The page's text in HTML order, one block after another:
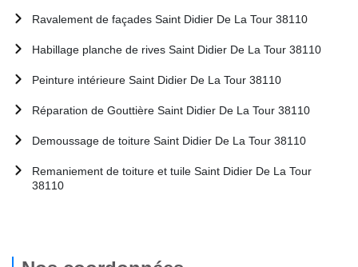
Ravalement de façades Saint Didier De La Tour 38110
Habillage planche de rives Saint Didier De La Tour 38110
Peinture intérieure Saint Didier De La Tour 38110
Réparation de Gouttière Saint Didier De La Tour 38110
Demoussage de toiture Saint Didier De La Tour 38110
Remaniement de toiture et tuile Saint Didier De La Tour
38110